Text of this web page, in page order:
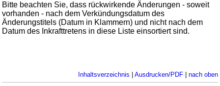
Bitte beachten Sie, dass rückwirkende Änderungen - soweit
vorhanden - nach dem Verkündungsdatum des
Änderungstitels (Datum in Klammern) und nicht nach dem
Datum des Inkrafttretens in diese Liste einsortiert sind.
Inhaltsverzeichnis Ausdrucken/PDF| nach oben